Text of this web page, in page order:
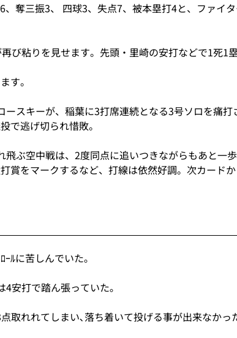
、奪三振3、 四球3、失点7、被本塁打4と、ファイ
び粘りを見せます。先頭・里崎の安打などで1死
す。
ースキーが、稲葉に3打席連続となる3号ソロを痛
で逃げ切られ惜敗。
ぶ空中戦は、2度同点に追いつきながらもあと一
賞をマークするなど、打線は依然好調。次カード
ｰﾙに苦しんでいた｡
4安打で踏ん張っていた｡
取れれてしまい､落ち着いて投げる事が出来なかっ